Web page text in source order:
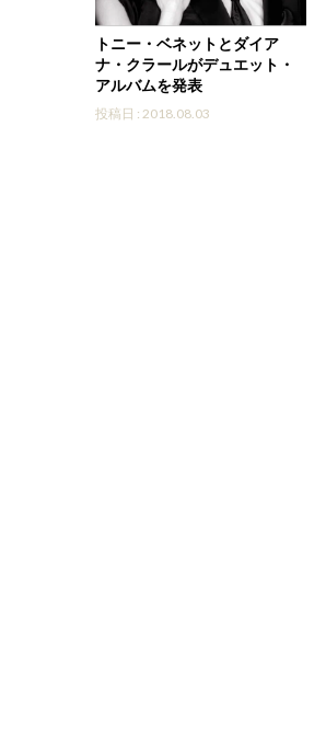
トニー・ベネットとダイア
ナ・クラールがデュエット・
アルバムを発表
投稿日 : 2018.08.03